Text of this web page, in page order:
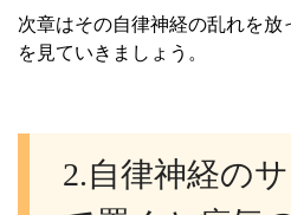
次章はその自律神経の乱れを
を見ていきましょう。
2.自律神経の